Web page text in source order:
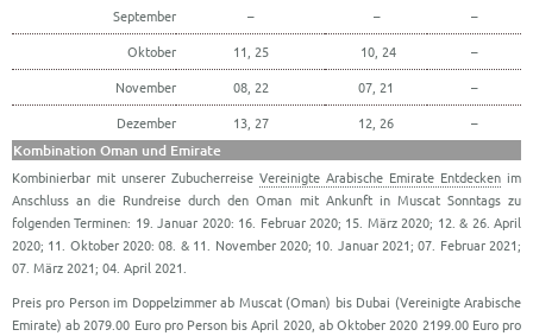
September
– –
–
Oktober
11, 25 10, 24
–
November
08, 22 07, 21
–
Dezember
13, 27 12, 26 –
Kombination Oman und Emirate
Kombinierbar mit unserer Zubucherreise Vereinigte Arabische Emirate Entdecken im
Anschluss an die Rundreise durch den Oman mit Ankunft in Muscat Sonntags zu
folgenden Terminen: 19. Januar 2020: 16. Februar 2020; 15. März 2020; 12. & 26. April
2020; 11. Oktober 2020: 08. & 11. November 2020; 10. Januar 2021; 07. Februar 2021;
07. März 2021; 04. April 2021.
Preis pro Person im Doppelzimmer ab Muscat (Oman) bis Dubai (Vereinigte Arabische
Emirate) ab 2079.00 Euro pro Person bis April 2020, ab Oktober 2020 2199.00 Euro pro